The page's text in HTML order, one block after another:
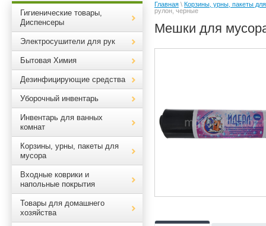
Гигиенические товары,
Диспенсеры
Электросушители для рук
Бытовая Химия
Дезинфицирующие средства
Уборочный инвентарь
Инвентарь для ванных
комнат
Корзины, урны, пакеты для
мусора
Входные коврики и
напольные покрытия
Товары для домашнего
хозяйства
Главная \ Корзины, урны, пакеты
рулон, черные
Мешки для